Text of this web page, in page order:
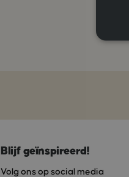
Blijf geïnspireerd!
Volg ons op social media